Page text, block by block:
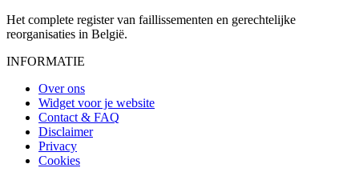
Het complete register van faillissementen en gerechtelijke
reorganisaties in België.
INFORMATIE
Over ons
Widget voor je website
Contact & FAQ
Disclaimer
Privacy
Cookies